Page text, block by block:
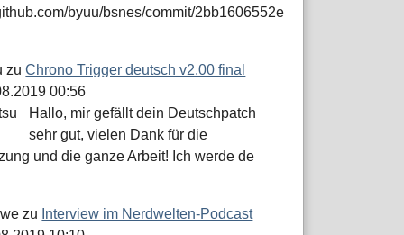
byuu/bsnes/commit/2bb1606552e
zuChrono Trigger deutsch v2.00 final
00:56
Hallo, mir gefällt dein Deutschpatch
sehr gut, vielen Dank für die
und die ganze Arbeit! Ich werde de
zu Interview im Nerdwelten-Podcast